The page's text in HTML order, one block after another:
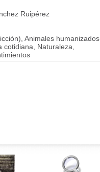
Ruipérez
Animales humanizados,
Naturaleza,